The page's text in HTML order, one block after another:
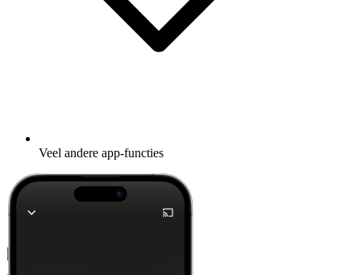
Veel andere app-functies